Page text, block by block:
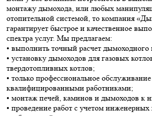
монтажу дымохода, или любых
отопительной системой, то компания
гарантирует быстрое и качественное
спектра услуг. Мы предлагаем:
• выполнить точный расчет дымоходного
• установку дымоходов для газовых
твердотопливных котлов;
• только профессиональное обслуживание
квалифицированными работниками;
• монтаж печей, каминов и дымоходов к
• проведение работ с учетом инженерных